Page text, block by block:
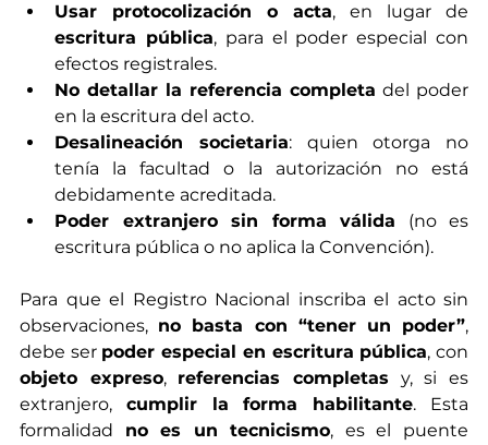
Usar protocolización o acta
escritura pública, para el poder especial con
efectos registrales.
No detallar la referencia completa del poder
en la escritura del acto.
Desalineación societaria: quien otorga no
tenía la facultad o la autorización no está
debidamente acreditada.
Poder extranjero sin forma válida (no es
escritura pública o no aplica la Convención).
Para que el Registro Nacional inscriba el acto sin
observaciones, no basta con “tener un poder”,
debe ser poder especial en escritura pública
objeto expreso, referencias completas y, si es
extranjero, cumplir la forma habilitante. Esta
formalidad no es un tecnicismo, es el puente